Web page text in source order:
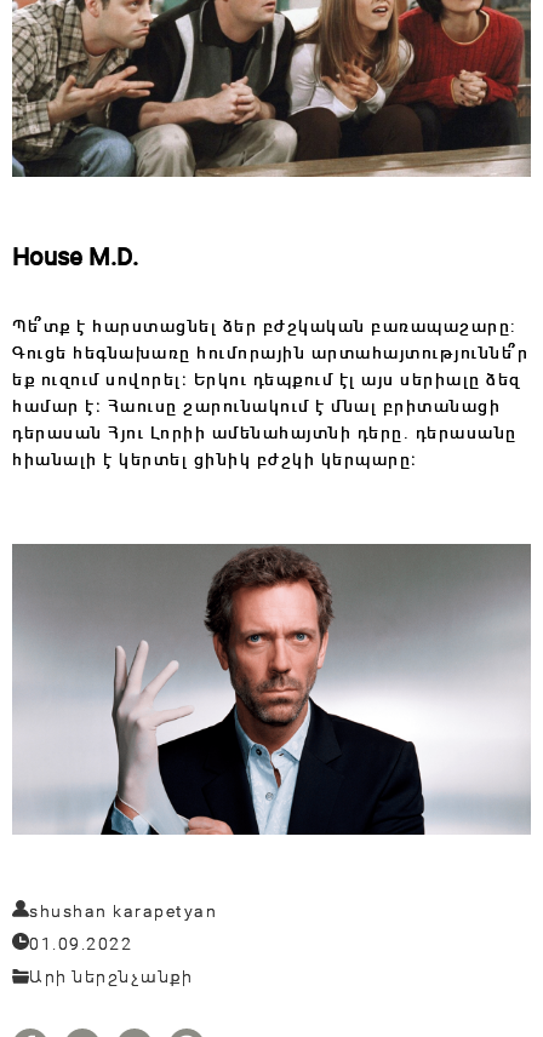
House M.D.
Պե՞տք է հարստացնել ձեր բժշկական բառապաշարը:
Գուցե հեգնախառը հումորային արտահայտություննե՞ր
եք ուզում սովորել։ Երկու դեպքում էլ այս սերիալը ձեզ
համար է։ Հաուսը շարունակում է մնալ բրիտանացի
դերասան Հյու Լորիի ամենահայտնի դերը․ դերասանը
հիանալի է կերտել ցինիկ բժշկի կերպարը։
shushan karapetyan
01.09.2022
Արի ներշնչանքի